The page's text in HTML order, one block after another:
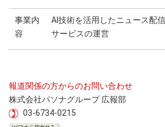
事業内
容
AI技術を活用したニュース配
サービスの運営
報道関係の方からのお問い合わせ
株式会社パソナグループ 広報部
03-6734-0215